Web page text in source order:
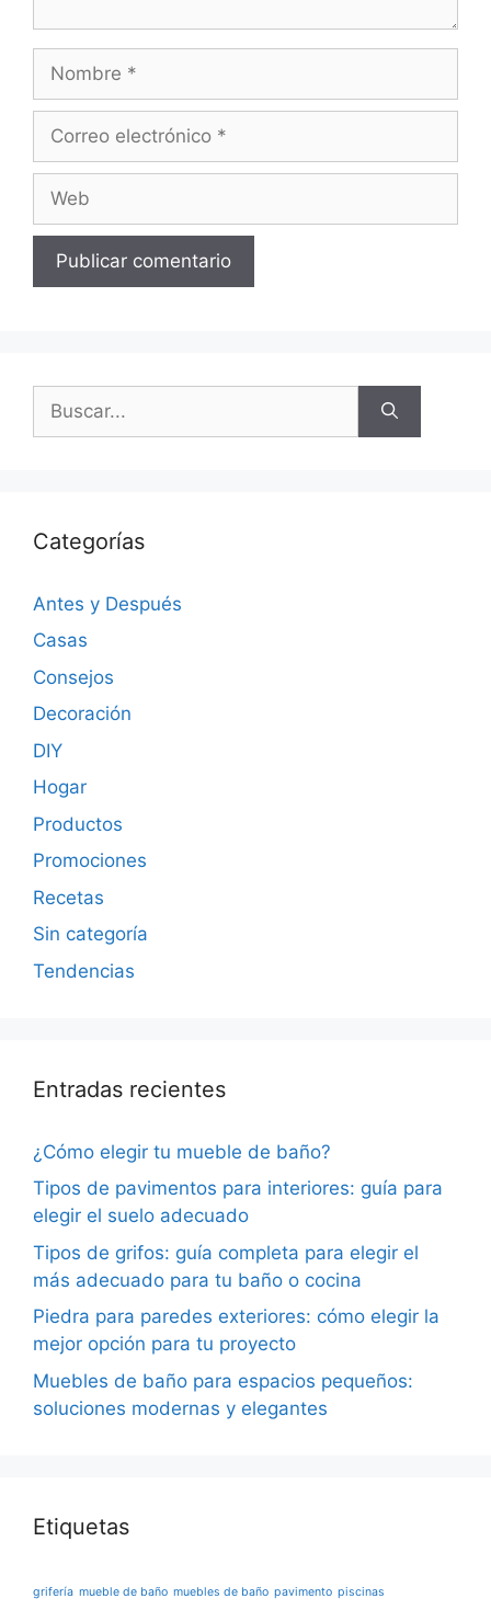
Categorías
Antes y Después
Casas
Consejos
Decoración
DIY
Hogar
Productos
Promociones
Recetas
Sin categoría
Tendencias
Entradas recientes
¿Cómo elegir tu mueble de baño?
Tipos de pavimentos para interiores: guía para
elegir el suelo adecuado
Tipos de grifos: guía completa para elegir el
más adecuado para tu baño o cocina
Piedra para paredes exteriores: cómo elegir la
mejor opción para tu proyecto
Muebles de baño para espacios pequeños:
soluciones modernas y elegantes
Etiquetas
grifería mueble de baño muebles de baño pavimento piscinas